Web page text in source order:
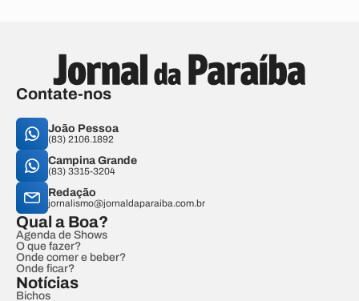
Contate-nos
João Pessoa
(83) 2106.1892
Campina Grande
(83) 3315-3204
Redação
jornalismo@jornaldaparaiba.com.br
Qual a Boa?
Agenda de Shows
O que fazer?
Onde comer e beber?
Onde ficar?
Notícias
Bichos